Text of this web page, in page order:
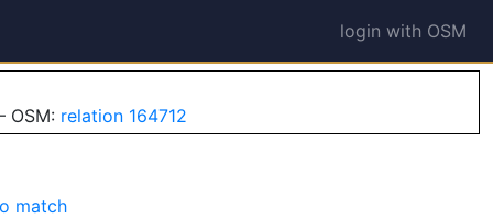
login with OSM
OSM: relation 164712
match